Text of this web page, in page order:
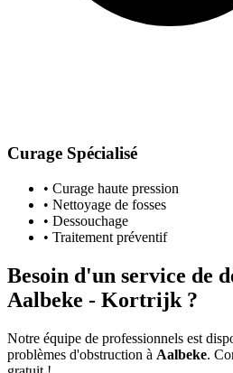
Curage Spécialisé
• Curage haute pression
• Nettoyage de fosses
• Dessouchage
• Traitement préventif
Besoin d'un service de
Aalbeke - Kortrijk ?
Notre équipe de professionnels est
problèmes d'obstruction à Aalbeke.